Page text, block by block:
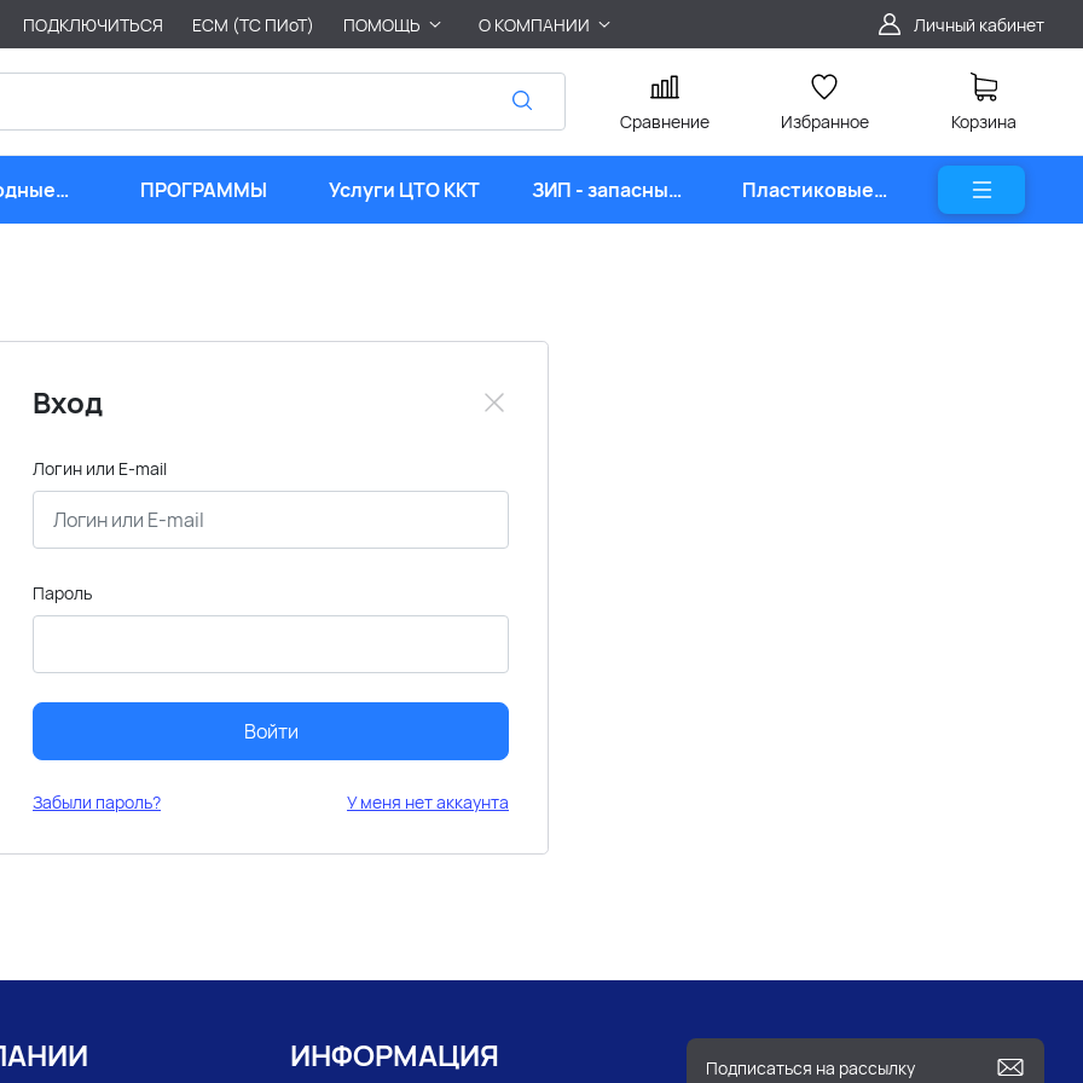
ПОДКЛЮЧИТЬСЯ ЕСМ (ТС ПИоТ) ПОМОЩЬ О КОМПАНИИ Личный кабинет
Сравнение Избранное Корзина
ПРОГРАММЫ Услуги ЦТО ККТ
ЗИП - запасные
части
Пластиковые
карты
Вход
Логин или E-mail
Пароль
Войти
Забыли пароль? У меня нет аккаунта
ИНФОРМАЦИЯ